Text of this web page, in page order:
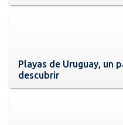
Playas de Uruguay, un
descubrir